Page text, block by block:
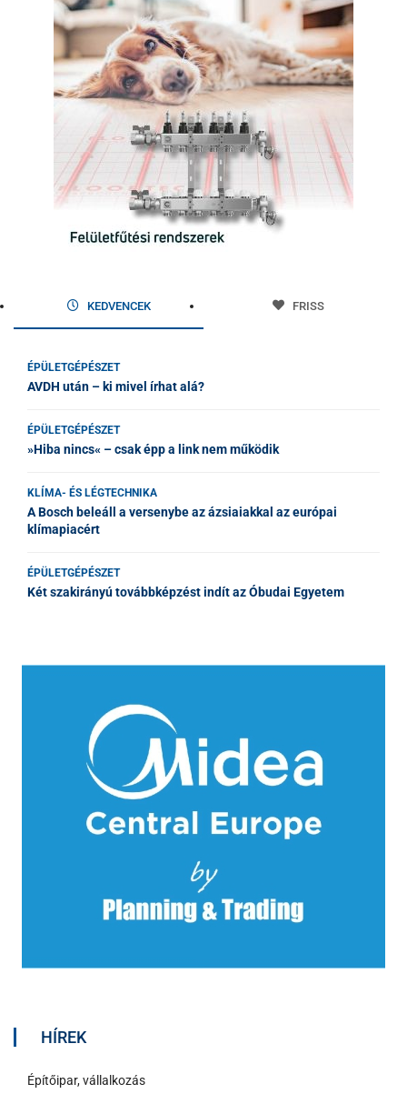
KEDVENCEK FRISS
ÉPÜLETGÉPÉSZET
AVDH után – ki mivel írhat alá?
ÉPÜLETGÉPÉSZET
»Hiba nincs« – csak épp a link nem működik
KLÍMA- ÉS LÉGTECHNIKA
A Bosch beleáll a versenybe az ázsiaiakkal az európai
klímapiacért
ÉPÜLETGÉPÉSZET
Két szakirányú továbbképzést indít az Óbudai Egyetem
HÍREK
Építőipar, vállalkozás